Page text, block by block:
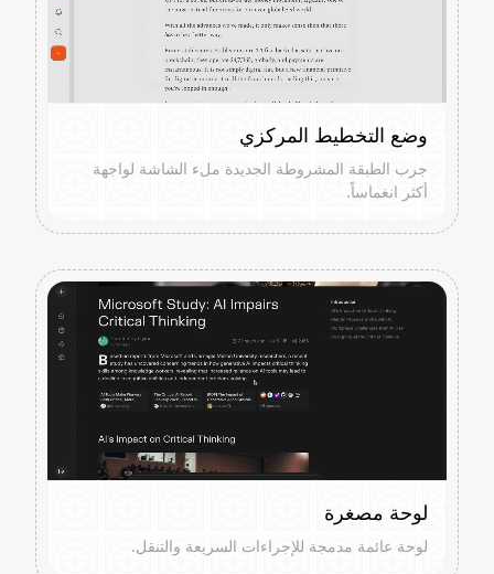
وضع التخطيط المركزي
جرب الطبقة المشروطة الجديدة ملء الشاشة لواجهة
أكثر انغماساً.
لوحة مصغرة
لوحة عائمة مدمجة للإجراءات السريعة والتنقل.